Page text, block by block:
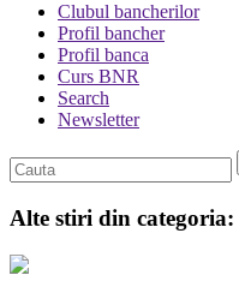
Clubul bancherilor
Profil bancher
Profil banca
Curs BNR
Search
Newsletter
Alte stiri din categoria: